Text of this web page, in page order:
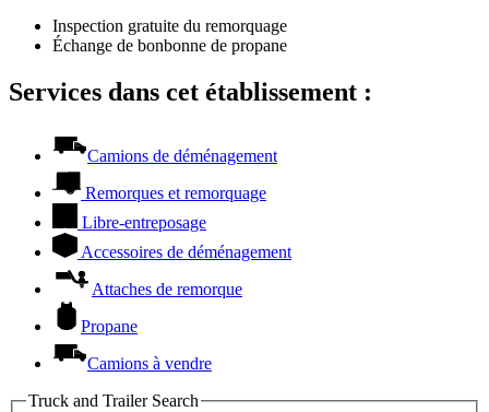
Inspection gratuite du remorquage
Échange de bonbonne de propane
Services dans cet établissement :
Camions de déménagement
Remorques et remorquage
Libre-entreposage
Accessoires de déménagement
Attaches de remorque
Propane
Camions à vendre
Truck and Trailer Search